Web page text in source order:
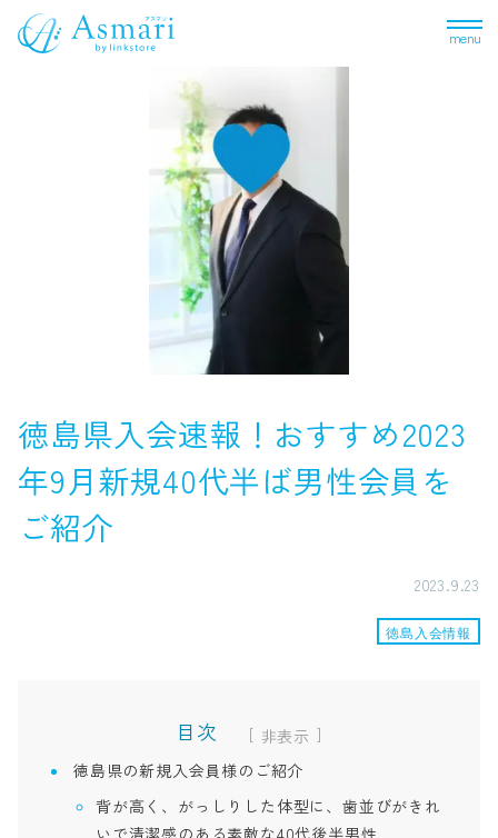
menu
徳島県入会速報！おすすめ2023
年9月新規40代半ば男性会員を
ご紹介
2023.9.23
徳島入会情報
目次 [
]
徳島県の新規入会員様のご紹介
背が高く、がっしりした体型に、歯並びがきれ
いで清潔感のある素敵な40代後半男性